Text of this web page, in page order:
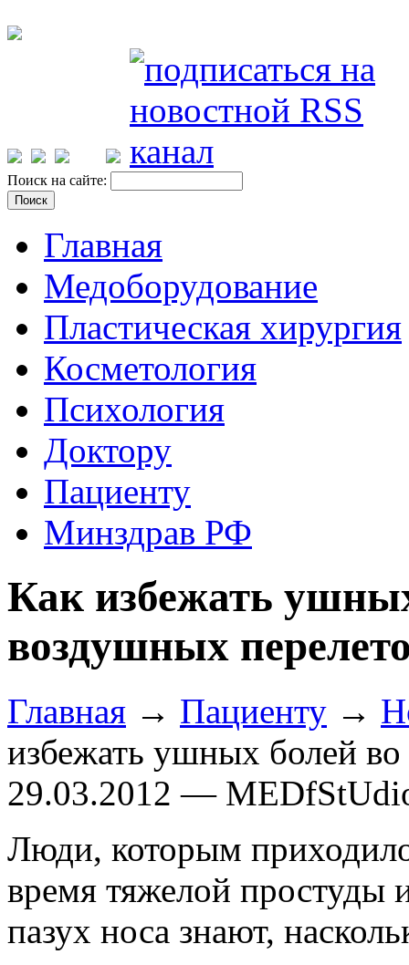
Поиск на сайте:
Главная
Медоборудование
Пластическая хирургия
Косметология
Психология
Доктору
Пациенту
Минздрав РФ
Как избежать
воздушных
Главная → Пациенту →
избежать ушных болей
29.03.2012 —
Люди, которым
время тяжелой простуды
пазух носа знают,